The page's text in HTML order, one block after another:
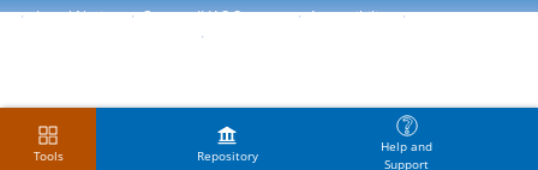
Tools Repository
Help and
Support
Legal Notice
Contact ILIAS Support
Accessibility